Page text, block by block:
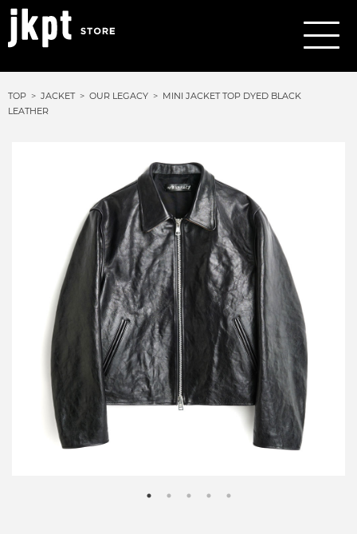
TOP JACKET OUR LEGACY
MINI JACKET TOP DYED BLACK
LEATHER